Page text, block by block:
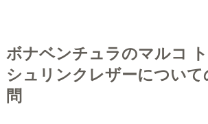
ボナベンチュラのマルコ
シュリンクレザーについ
問